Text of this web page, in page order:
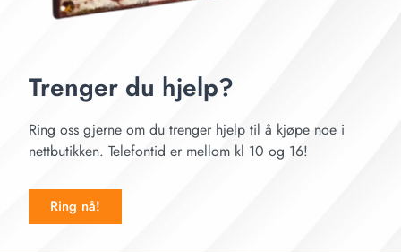
Trenger du hjelp?
Ring oss gjerne om du trenger hjelp til å kjøpe noe i
nettbutikken. Telefontid er mellom kl 10 og 16!
Ring nå!